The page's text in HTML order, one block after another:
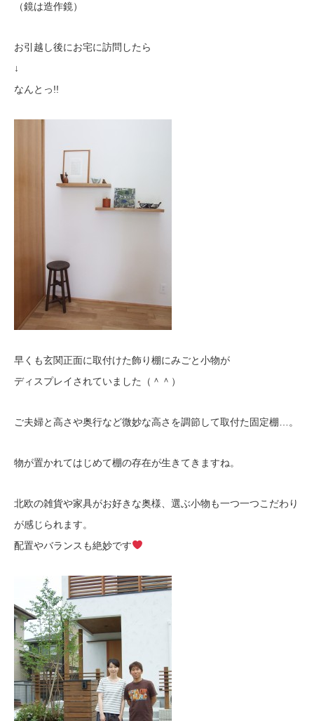
（鏡は造作鏡）
お引越し後にお宅に訪問したら
↓
なんとっ!!
早くも玄関正面に取付けた飾り棚にみごと小物が
ディスプレイされていました（＾＾）
ご夫婦と高さや奥行など微妙な高さを調節して取付た固定棚…。
物が置かれてはじめて棚の存在が生きてきますね。
北欧の雑貨や家具がお好きな奥様、選ぶ小物も一つ一つこだわり
が感じられます。
配置やバランスも絶妙です